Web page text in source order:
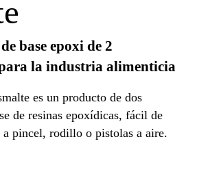
base epoxi de 2
la industria alimenticia
es un producto de dos
de resinas epoxídicas, fácil de
a pincel, rodillo o pistolas a aire.